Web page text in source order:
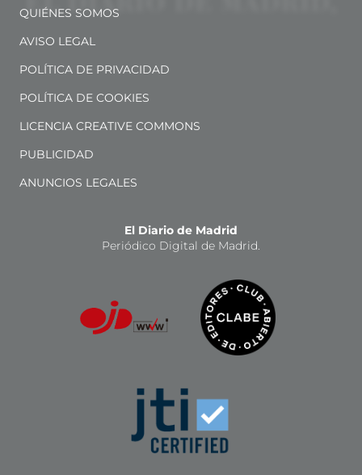
QUIÉNES SOMOS
AVISO LEGAL
POLÍTICA DE PRIVACIDAD
POLÍTICA DE COOKIES
LICENCIA CREATIVE COMMONS
PUBLICIDAD
ANUNCIOS LEGALES
El Diario de Madrid
Periódico Digital de Madrid.